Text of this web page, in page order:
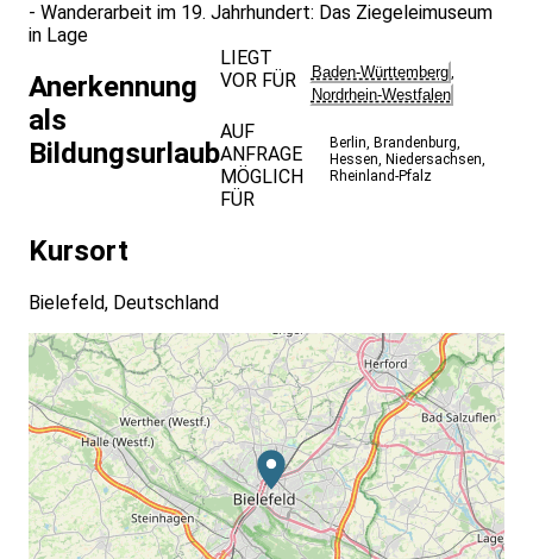
- Wanderarbeit im 19. Jahrhundert: Das Ziegeleimuseum
in Lage
Anerkennung
als
Bildungsurlaub
LIEGT
VOR FÜR
Baden-Württemberg,
Nordrhein-Westfalen
AUF
ANFRAGE
MÖGLICH
FÜR
Berlin, Brandenburg,
Hessen, Niedersachsen,
Rheinland-Pfalz
Kursort
Bielefeld, Deutschland